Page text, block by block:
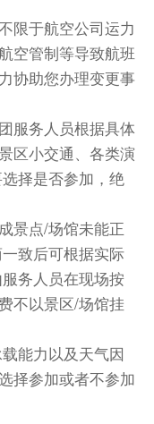
，介意者慎定！
自理
兹角洲际假日酒
市中心诺富特酒店
实际航空信息以出
当天行程可能会有
限于航空公司运力
空管制等导致航班
协助您办理变更事
服务人员根据具体
区小交通、各类演
择是否参加，绝
景点/场馆未能正
致后可根据实际
务人员在现场按
不以景区/场馆挂
能力以及天气因
择参加或者不参加